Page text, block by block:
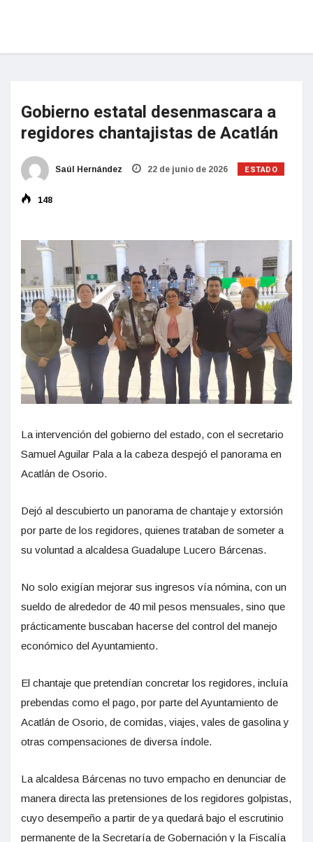
Gobierno estatal desenmascara a
regidores chantajistas de Acatlán
Saúl Hernández 22 de junio de 2026 ESTADO
148
La intervención del gobierno del estado, con el secretario
Samuel Aguilar Pala a la cabeza despejó el panorama en
Acatlán de Osorio.
Dejó al descubierto un panorama de chantaje y extorsión
por parte de los regidores, quienes trataban de someter a
su voluntad a alcaldesa Guadalupe Lucero Bárcenas.
No solo exigían mejorar sus ingresos vía nómina, con un
sueldo de alrededor de 40 mil pesos mensuales, sino que
prácticamente buscaban hacerse del control del manejo
económico del Ayuntamiento.
El chantaje que pretendían concretar los regidores, incluía
prebendas como el pago, por parte del Ayuntamiento de
Acatlán de Osorio, de comidas, viajes, vales de gasolina y
otras compensaciones de diversa índole.
La alcaldesa Bárcenas no tuvo empacho en denunciar de
manera directa las pretensiones de los regidores golpistas,
cuyo desempeño a partir de ya quedará bajo el escrutinio
permanente de la Secretaría de Gobernación y la Fiscalía